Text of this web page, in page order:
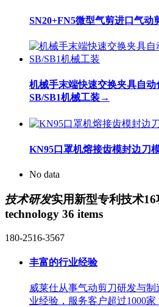
SN20+FN5微型气剪进口气动
机械手末端快速交换夹具自
SB/SB1机械工装→
KN95口罩机熔接齿模封边刀
No data
技术研发实用新型专利技术16
technology 36 items
180-2516-3567
丰富的行业经验
威莱仕从事气动剪刀研发与
业经验，服务客户超过1000